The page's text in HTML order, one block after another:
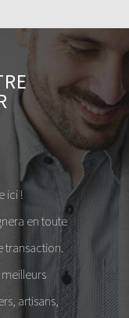
ici !
en toute
transaction.
meilleurs
artisans,